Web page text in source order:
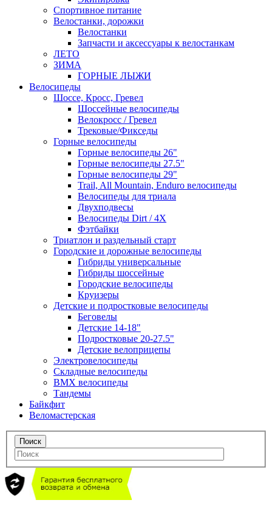
Спортивное питание
Велостанки, дорожки
Велостанки
Запчасти и аксессуары к велостанкам
ЛЕТО
ЗИМА
ГОРНЫЕ ЛЫЖИ
Велосипеды
Шоссе, Кросс, Гревел
Шоссейные велосипеды
Велокросс / Гревел
Трековые/Фикседы
Горные велосипеды
Горные велосипеды 26"
Горные велосипеды 27.5"
Горные велосипеды 29"
Trail, All Mountain, Enduro велосипеды
Велосипеды для триала
Двухподвесы
Велосипеды Dirt / 4X
Фэтбайки
Триатлон и раздельный старт
Городские и дорожные велосипеды
Гибриды универсальные
Гибриды шоссейные
Городские велосипеды
Круизеры
Детские и подростковые велосипеды
Беговелы
Детские 14-18"
Подростковые 20-27.5"
Детские велоприцепы
Электровелосипеды
Складные велосипеды
BMX велосипеды
Тандемы
Байкфит
Веломастерская